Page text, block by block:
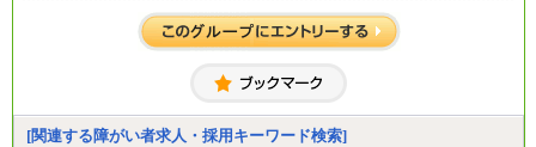
整給
※詳細はJTBキャリアサイトよりご確認ください。
■(株)JTBコミュニケーションデザイン
総合職 月給230,000円
みなし残業手当：20,000円（一律支給）※みなし
残業手当の残業時間は10.43時間。
[関連する障がい者求人・採用キーワード検索]